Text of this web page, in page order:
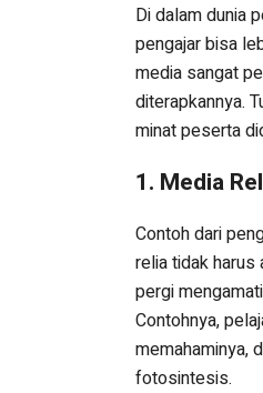
Di dalam dunia
pengajar bisa
media sangat
diterapkannya.
minat peserta
1. Media
Contoh dari
relia tidak
pergi
Contohnya,
memahaminya,
fotosintesis.